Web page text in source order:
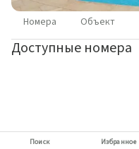
Номера Объект
Доступные номера
Поиск Избранное